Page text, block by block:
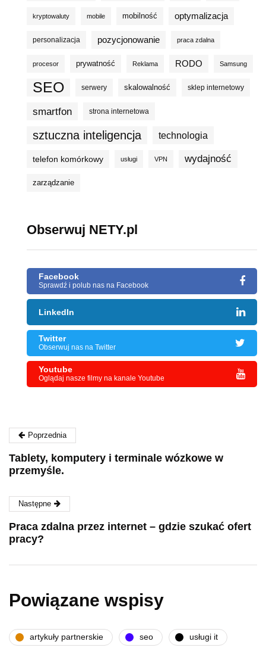
kryptowaluty mobile mobilność optymalizacja
personalizacja pozycjonowanie praca zdalna
procesor prywatność Reklama RODO Samsung
SEO serwery skalowalność sklep internetowy
smartfon strona internetowa
sztuczna inteligencja technologia
telefon komórkowy usługi VPN wydajność
zarządzanie
Obserwuj NETY.pl
Facebook
Sprawdź i polub nas na Facebook
LinkedIn
Twitter
Obserwuj nas na Twitter
Youtube
Oglądaj nasze filmy na kanale Youtube
Poprzednia
Tablety, komputery i terminale wózkowe w
przemyśle.
Następne
Praca zdalna przez internet – gdzie szukać ofert
pracy?
Powiązane wspisy
artykuły partnerskie seo usługi it